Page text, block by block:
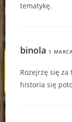
tematykę.
binola 1
Rozejrzę się za
historia się